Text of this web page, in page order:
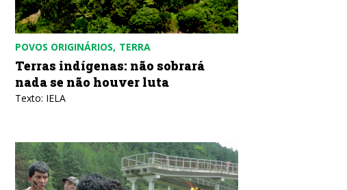
POVOS ORIGINÁRIOS TERRA
Terras indígenas: não sobrará
nada se não houver luta
Texto: IELA